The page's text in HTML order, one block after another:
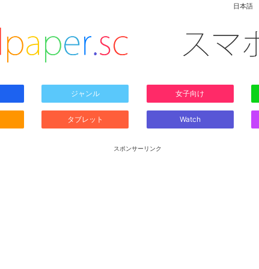
日本語
ジャンル 女子向け
タブレット Watch
スポンサーリンク